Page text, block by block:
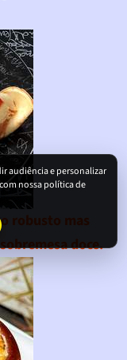
audiência e personalizar
nossa política de
robusto mas
doce.